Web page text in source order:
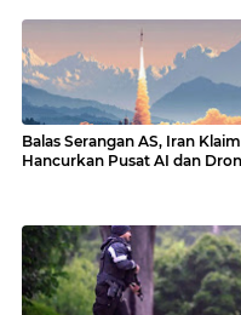
Balas Serangan AS, Iran Klaim
Hancurkan Pusat AI dan